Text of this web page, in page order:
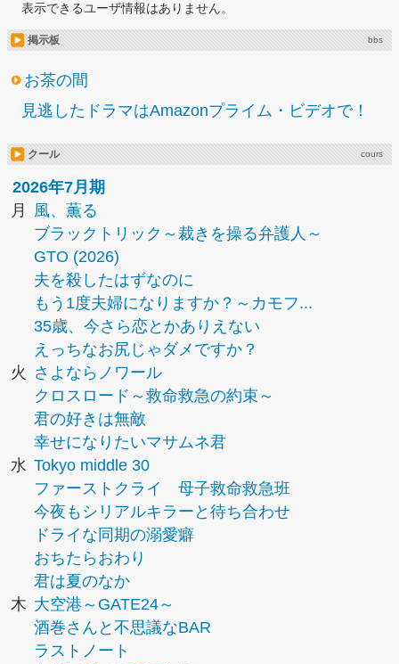
表示できるユーザ情報はありません。
掲示板 bbs
お茶の間
見逃したドラマはAmazonプライム・ビデオで！
クール cours
2026年7月期
月
風、薫る
ブラックトリック～裁きを操る弁護人～
GTO (2026)
夫を殺したはずなのに
もう1度夫婦になりますか？～カモフ...
35歳、今さら恋とかありえない
えっちなお尻じゃダメですか？
火
さよならノワール
クロスロード～救命救急の約束～
君の好きは無敵
幸せになりたいマサムネ君
水 Tokyo middle 30
ファーストクライ 母子救命救急班
今夜もシリアルキラーと待ち合わせ
ドライな同期の溺愛癖
おちたらおわり
君は夏のなか
木 大空港～GATE24～
酒巻さんと不思議なBAR
ラストノート